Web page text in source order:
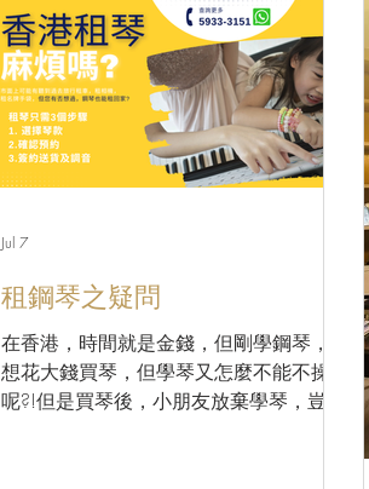
租鋼琴之疑問
在香港，時間就是金錢，但剛學鋼琴，不
想花大錢買琴，但學琴又怎麼不能不操練
呢?!但是買琴後，小朋友放棄學琴，豈不
Jul 7